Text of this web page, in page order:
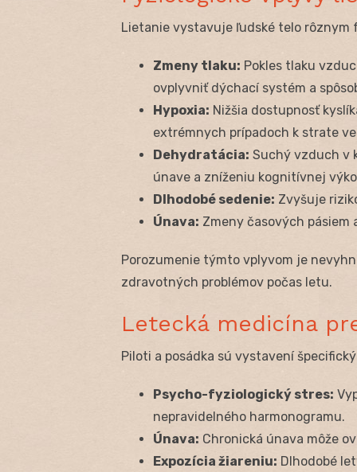
Lietanie vystavuje ľudské telo
Zmeny tlaku: Pokles tlaku
ovplyvniť dýchací systém a
Hypoxia: Nižšia dostupnosť
extrémnych prípadoch k strate
Dehydratácia: Suchý vzduch v
únave a zníženiu kognitívnej
Dlhodobé sedenie: Zvyšuje
Únava: Zmeny časových
Porozumenie týmto vplyvom je
zdravotných problémov počas letu.
Letecká medicína
Piloti a posádka sú vystavení
Psycho-fyziologický stres:
nepravidelného harmonogramu.
Únava: Chronická únava môže
Expozícia žiareniu: Dlhodobé